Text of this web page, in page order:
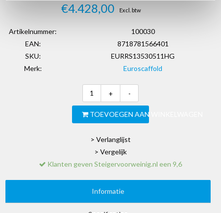
€4.428,00 Excl. btw
Artikelnummer:
100030
EAN:
8718781566401
SKU:
EURRS13530511HG
Merk:
Euroscaffold
+ -
TOEVOEGEN AAN WINKELWAGEN
> Verlanglijst
> Vergelijk
Klanten geven Steigervoorweinig.nl een 9,6
Informatie